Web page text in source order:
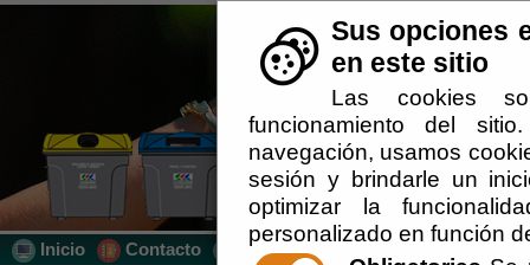
Sus opciones
en este sitio
Las cookies
funcionamiento del
navegación, usamos
sesión y brindarle un
optimizar la
personalizado en función
Inicio Contacto Localización